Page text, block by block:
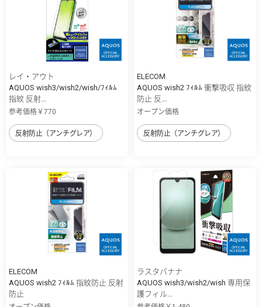
レイ・アウト
AQUOS wish3/wish2/wish/ﾌｨﾙﾑ
指紋 反射...
参考価格￥770
反射防止（アンチグレア）
ELECOM
AQUOS wish2 ﾌｨﾙﾑ 衝撃吸収 指紋
防止 反...
オープン価格
反射防止（アンチグレア）
ELECOM
AQUOS wish2 ﾌｨﾙﾑ 指紋防止 反射
防止
ラスタバナナ
AQUOS wish3/wish2/wish 専用保
護フィル...